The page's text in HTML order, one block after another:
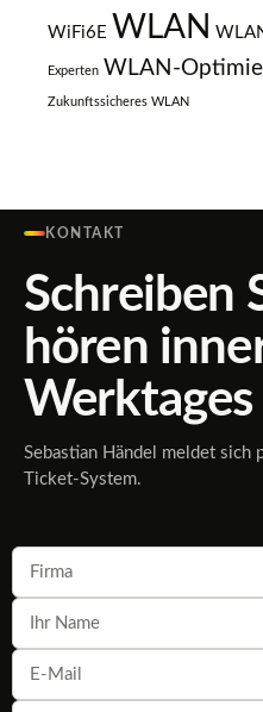
WiFi6E WLAN
Experten WLAN-
Zukunftssicheres WLAN
KONTAKT
Schreiben
hören
Werktages
Sebastian Händel meldet sich
Ticket-System.